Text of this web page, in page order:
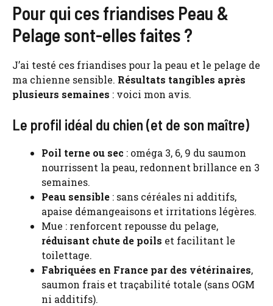
Pour qui ces friandises Peau &
Pelage sont-elles faites ?
J’ai testé ces friandises pour la peau et le pelage de
ma chienne sensible. Résultats tangibles après
plusieurs semaines : voici mon avis.
Le profil idéal du chien (et de son maître)
Poil terne ou sec : oméga 3, 6, 9 du saumon
nourrissent la peau, redonnent brillance en 3
semaines.
Peau sensible : sans céréales ni additifs,
apaise démangeaisons et irritations légères.
Mue : renforcent repousse du pelage,
réduisant chute de poils et facilitant le
toilettage.
Fabriquées en France par des vétérinaires,
saumon frais et traçabilité totale (sans OGM
ni additifs).